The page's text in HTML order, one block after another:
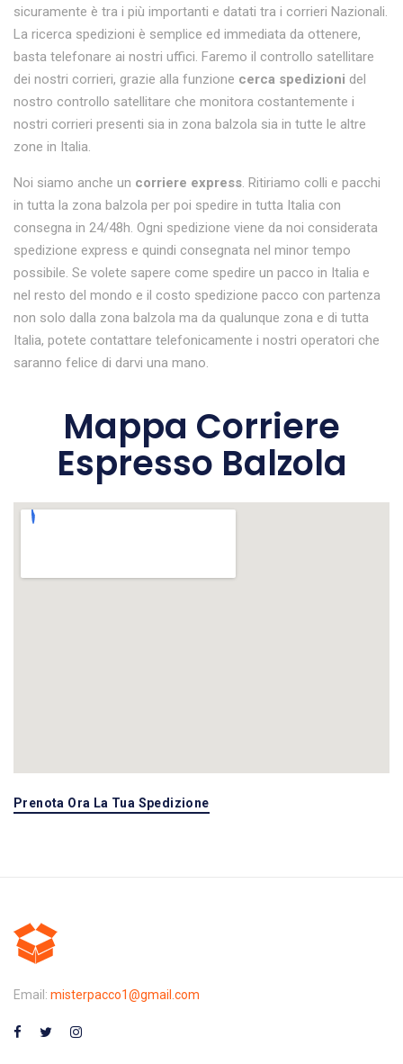
sicuramente è tra i più importanti e datati tra i corrieri Nazionali.
La ricerca spedizioni è semplice ed immediata da ottenere,
basta telefonare ai nostri uffici. Faremo il controllo satellitare
dei nostri corrieri, grazie alla funzione cerca spedizioni del
nostro controllo satellitare che monitora costantemente i
nostri corrieri presenti sia in zona balzola sia in tutte le altre
zone in Italia.
Noi siamo anche un corriere express. Ritiriamo colli e pacchi
in tutta la zona balzola per poi spedire in tutta Italia con
consegna in 24/48h. Ogni spedizione viene da noi considerata
spedizione express e quindi consegnata nel minor tempo
possibile. Se volete sapere come spedire un pacco in Italia e
nel resto del mondo e il costo spedizione pacco con partenza
non solo dalla zona balzola ma da qualunque zona e di tutta
Italia, potete contattare telefonicamente i nostri operatori che
saranno felice di darvi una mano.
Mappa Corriere
Espresso Balzola
Prenota Ora La Tua Spedizione
Email: misterpacco1@gmail.com